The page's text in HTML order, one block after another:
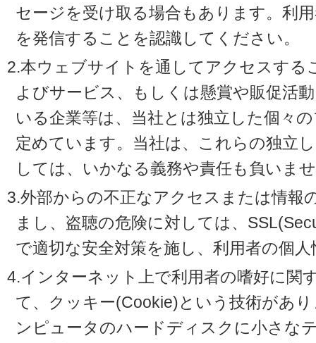
セージを受け取る場合もあります。利
を発信することを認識してください。
2.本ウェブサイトを通してアクセスする
よびサービス、もしくは懸賞や販促活
いる企業等は、当社とは独立した個々
定めています。当社は、これらの独立
しては、いかなる義務や責任も負いま
3.外部からの不正なアクセスまたは情報
まし、盗聴の危険に対しては、
で適切な安全対策を施し、利用者の個
4.インターネット上で利用者の嗜好に関
て、クッキー(Cookie)という技術があ
ンピュータのハードディスクに小さな